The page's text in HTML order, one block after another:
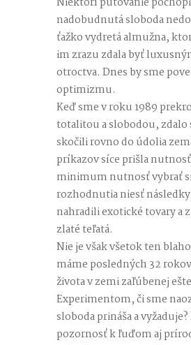
nadobudnutá sloboda
ťažko vydretá almužna,
im zrazu zdala byť
otroctva. Dnes by sme
optimizmu.
Keď sme v roku 1989
totalitou a slobodou, zdalo
skočili rovno do údolia
príkazov síce prišla
minimum nutnosť vybrať
rozhodnutia niesť
nahradili exotické tovary a
zlaté teľatá.
Nie je však všetok ten
máme posledných 32
života v zemi zaľúbenej
Experimentom, či sme
sloboda prináša a
pozornosť k ľuďom aj